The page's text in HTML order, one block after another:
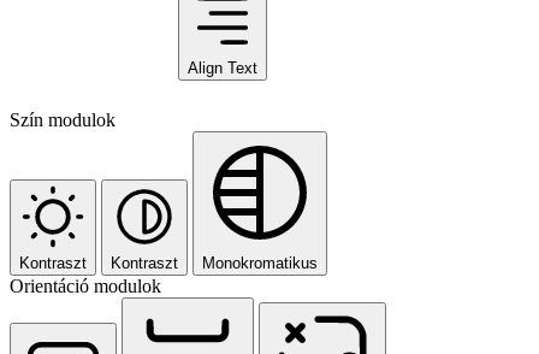
Align Text
Szín modulok
Kontraszt Kontraszt Monokromatikus
Orientáció modulok